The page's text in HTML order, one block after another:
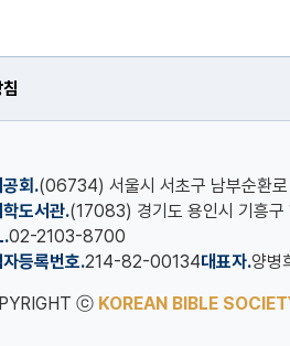
회.(06734) 서울시 서초구 남부순환
도서관.(17083) 경기도 용인시 기흥구
02-2103-8700
등록번호.214-82-00134대표자.양병
ⓒ KOREAN BIBLE